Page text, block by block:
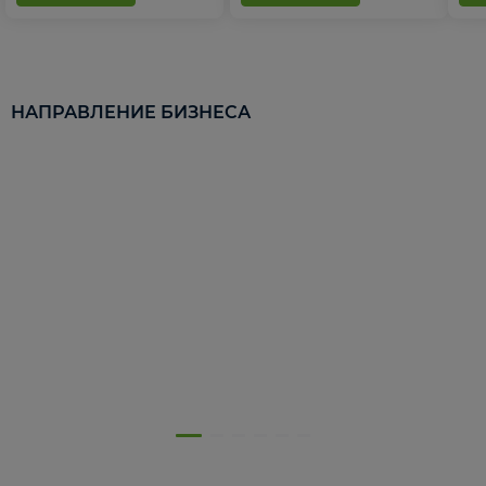
НАПРАВЛЕНИЕ БИЗНЕСА